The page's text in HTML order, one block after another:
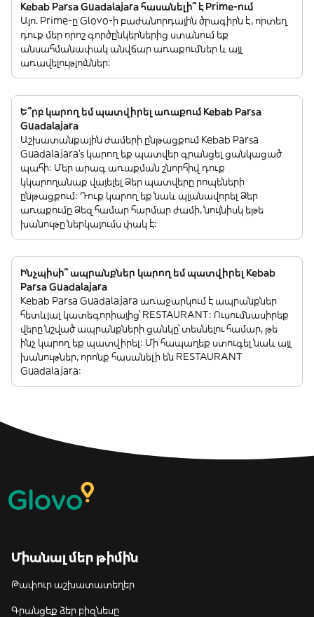
Kebab Parsa Guadalajara հասանելի՞ է Prime-ում
Այո. Prime-ը Glovo-ի բաժանորդային ծրագիրն է, որտեղ
դուք մեր որոշ գործընկերներից ստանում եք
անսահմանափակ անվճար առաքումներ և այլ
առավելություններ:
Ե՞րբ կարող եմ պատվիրել առաքում Kebab Parsa
Guadalajara
Աշխատանքային ժամերի ընթացքում Kebab Parsa
Guadalajara’s կարող եք պատվեր գրանցել ցանկացած
պահի: Մեր արագ առաքման շնորհիվ դուք
կկարողանաք վայելել Ձեր պատվերը րոպեների
ընթացքում: Դուք կարող եք նաև պլանավորել Ձեր
առաքումը Ձեզ համար հարմար ժամի, նույնիսկ եթե
խանութը ներկայումս փակ է:
Ինչպիսի՞ ապրանքներ կարող եմ պատվիրել Kebab
Parsa Guadalajara
Kebab Parsa Guadalajara առաջարկում է ապրանքներ
հետևյալ կատեգորիայից՝ RESTAURANT: Ուսումնասիրեք
վերը նշված ապրանքների ցանկը՝ տեսնելու համար, թե
ինչ կարող եք պատվիրել: Մի հապաղեք ստուգել նաև այլ
խանութներ, որոնք հասանելի են RESTAURANT
Guadalajara:
Միանալ մեր թիմին
Թափուր աշխատատեղեր
Գրանցեք ձեր բիզնեսը